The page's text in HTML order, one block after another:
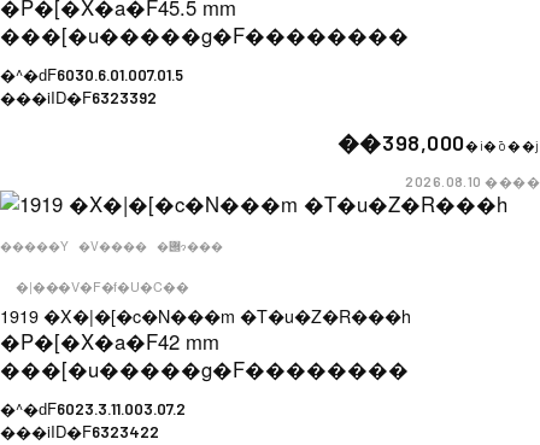
�P�[�X�a�F45.5 mm
���[�u�����g�F��������
�^�ԁF6030.6.01.007.01.5
���iID�F6323392
��398,000�i�ō��j
2026.08.10����
�����Y �V���� �݌ɂ���
�|���V�F�f�U�C��
1919 �X�|�[�c�N���m �T�u�Z�R���h
�P�[�X�a�F42 mm
���[�u�����g�F��������
�^�ԁF6023.3.11.003.07.2
���iID�F6323422